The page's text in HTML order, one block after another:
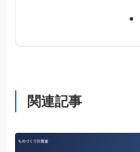
関連記事